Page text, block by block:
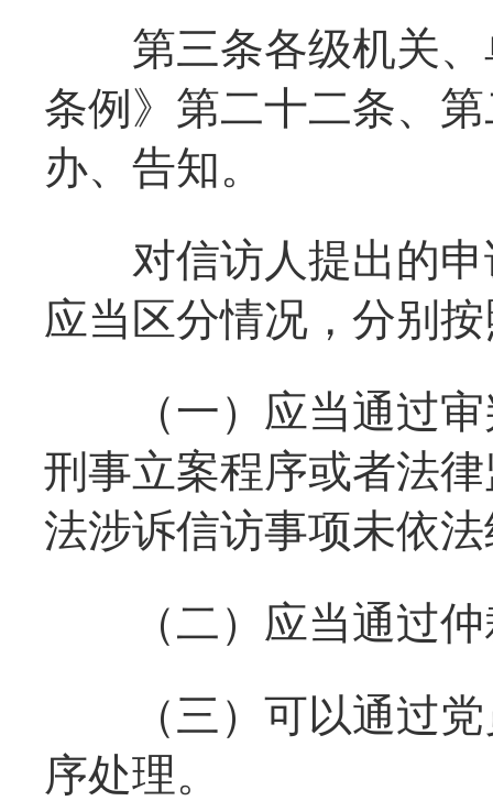
第三条各级机关、
条例》第二十二条、
办、告知。
对信访人提出的申
应当区分情况，分别
（一）应当通过审
刑事立案程序或者法
法涉诉信访事项未依
（二）应当通过仲
（三）可以通过党
序处理。